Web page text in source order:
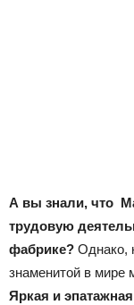
А вы знали, что
трудовую
фабрике? Однако,
знаменитой в мире
Яркая и